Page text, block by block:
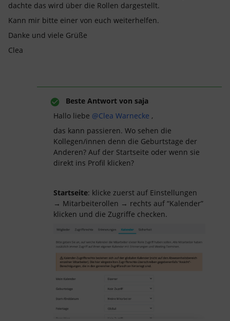
dachte das wird über die Rollen dargestellt.
Kann mir bitte einer von euch weiterhelfen.
Danke und viele Grüße
Clea
Beste Antwort von saja
Hallo liebe @Clea Warnecke ,
das kann passieren. Wo sehen die
Kollegen/innen denn die Geburtstage der
Anderen? Auf der Startseite oder wenn sie
direkt ins Profil klicken?
Startseite: klicke zuerst auf Einstellungen
→ Mitarbeiterollen → rechts auf “Kalender”
klicken und die Zugriffe checken.